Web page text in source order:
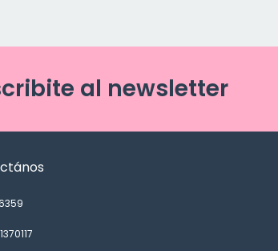
al newsletter